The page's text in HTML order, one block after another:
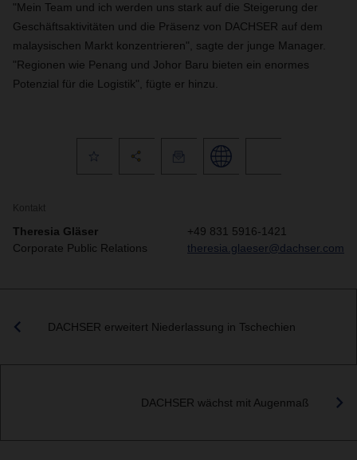
"Mein Team und ich werden uns stark auf die Steigerung der
Geschäftsaktivitäten und die Präsenz von DACHSER auf dem
malaysischen Markt konzentrieren", sagte der junge Manager.
"Regionen wie Penang und Johor Baru bieten ein enormes
Potenzial für die Logistik", fügte er hinzu.
Kontakt
Theresia Gläser
Corporate Public Relations
+49 831 5916-1421
theresia.glaeser@dachser.com
DACHSER erweitert Niederlassung in Tschechien
DACHSER wächst mit Augenmaß